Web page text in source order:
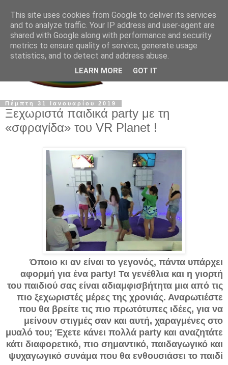
Πέμπτη 31 Ιανουαρίου 2019
Ξεχωριστά παιδικά party με τη
«σφραγίδα» του VR Planet !
Όποιο κι αν είναι το γεγονός, πάντα υπάρχει
αφορμή για ένα party! Τα γενέθλια και η γιορτή
του παιδιού σας είναι αδιαμφισβήτητα μια από τις
πιο ξεχωριστές μέρες της χρονιάς. Αναρωτιέστε
που θα βρείτε τις πιο πρωτότυπες ιδέες, για να
μείνουν στιγμές σαν και αυτή, χαραγμένες στο
μυαλό του; Έχετε κάνει πολλά party και αναζητάτε
κάτι διαφορετικό, πιο σημαντικό, παιδαγωγικό και
ψυχαγωγικό συνάμα που θα ενθουσιάσει το παιδί
This site uses cookies from Google to deliver its services
and to analyze traffic. Your IP address and user-agent are
shared with Google along with performance and security
metrics to ensure quality of service, generate usage
statistics, and to detect and address abuse.
LEARN MORE GOT IT